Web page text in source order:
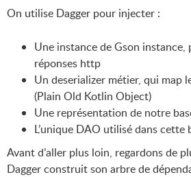
On utilise Dagger pour injecter :
Une instance de Gson instance,
réponses http
Un deserializer métier, qui map
(Plain Old Kotlin Object)
Une représentation de notre
L’unique DAO utilisé dans cette
Avant d’aller plus loin, regardons de
Dagger construit son arbre de